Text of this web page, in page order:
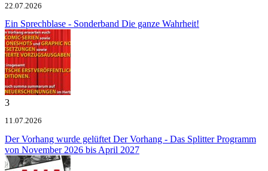
22.07.2026
Ein Sprechblase - Sonderband Die ganze Wahrheit!
3
11.07.2026
Der Vorhang wurde gelüftet Der Vorhang - Das Splitter Programm
von November 2026 bis April 2027